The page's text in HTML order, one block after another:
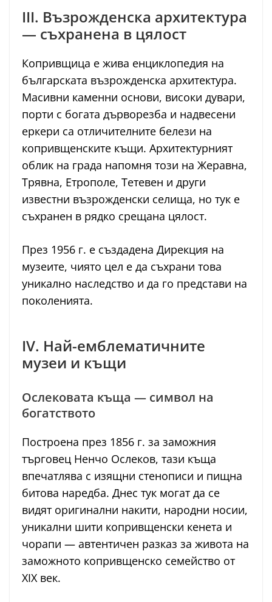
III. Възрожденска архитектура
— съхранена в цялост
Копривщица е жива енциклопедия на
българската възрожденска архитектура.
Масивни каменни основи, високи дувари,
порти с богата дърворезба и надвесени
еркери са отличителните белези на
копривщенските къщи. Архитектурният
облик на града напомня този на Жеравна,
Трявна, Етрополе, Тетевен и други
известни възрожденски селища, но тук е
съхранен в рядко срещана цялост.
През 1956 г. е създадена Дирекция на
музеите, чиято цел е да съхрани това
уникално наследство и да го представи на
поколенията.
IV. Най-емблематичните
музеи и къщи
Ослековата къща — символ на
богатството
Построена през 1856 г. за заможния
търговец Ненчо Ослеков, тази къща
впечатлява с изящни стенописи и пищна
битова наредба. Днес тук могат да се
видят оригинални накити, народни носии,
уникални шити копривщенски кенета и
чорапи — автентичен разказ за живота на
заможното копривщенско семейство от
XIX век.